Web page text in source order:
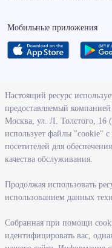
Мобильные приложения
О ведомстве
Деятельность
Новосибирской области
Контрольно-надзорная
Государственные
Службы и учреждения,
Поступление на
Информация
Настоящий ресурс
предоставляемый
Москва, ул. Л. Толстого, 16
использует файлы "cookie"
посетителей для
качества обслуживания.
Продолжая использовать
использованием данных
Собранная при помощи
идентифицировать вас,